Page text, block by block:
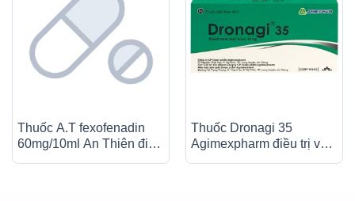
Thuốc A.T fexofenadin
60mg/10ml An Thiên điều
Thuốc Dronagi 35
Agimexpharm điều trị và